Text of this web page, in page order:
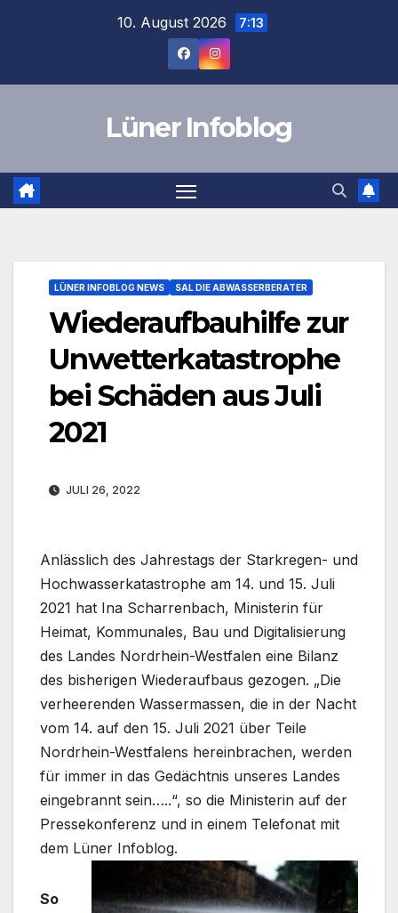
10. August 2026 7:13
Lüner Infoblog
LÜNER INFOBLOG NEWS SAL DIE ABWASSERBERATER
Wiederaufbauhilfe zur
Unwetterkatastrophe
bei Schäden aus Juli
2021
JULI 26, 2022
Anlässlich des Jahrestags der Starkregen- und
Hochwasserkatastrophe am 14. und 15. Juli
2021 hat Ina Scharrenbach, Ministerin für
Heimat, Kommunales, Bau und Digitalisierung
des Landes Nordrhein-Westfalen eine Bilanz
des bisherigen Wiederaufbaus gezogen. „Die
verheerenden Wassermassen, die in der Nacht
vom 14. auf den 15. Juli 2021 über Teile
Nordrhein-Westfalens hereinbrachen, werden
für immer in das Gedächtnis unseres Landes
eingebrannt sein…..“, so die Ministerin auf der
Pressekonferenz und in einem Telefonat mit
dem Lüner Infoblog.
So